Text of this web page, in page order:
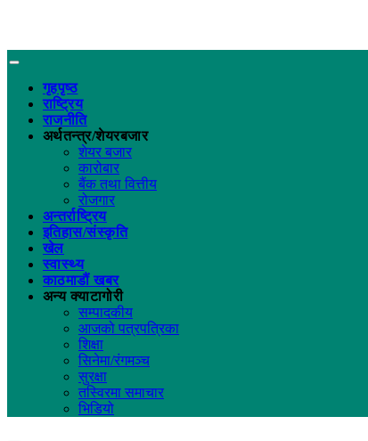
गृहपृष्ठ
राष्ट्रिय
राजनीति
अर्थतन्त्र/शेयरबजार
शेयर बजार
कारोबार
बैंक तथा वित्तीय
रोजगार
अन्तर्राष्ट्रिय
इतिहास/संस्कृति
खेल
स्वास्थ्य
काठमाडौं खबर
अन्य क्याटागोरी
सम्पादकीय
आजको पत्रपत्रिका
शिक्षा
सिनेमा/रंगमञ्च
सुरक्षा
तस्विरमा समाचार
भिडियो